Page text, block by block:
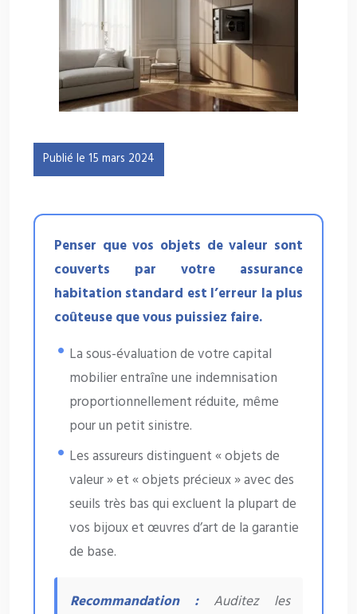
Publié le 15 mars 2024
Penser que vos objets de valeur sont
couverts par votre assurance
habitation standard est l’erreur la plus
coûteuse que vous puissiez faire.
La sous-évaluation de votre capital
mobilier entraîne une indemnisation
proportionnellement réduite, même
pour un petit sinistre.
Les assureurs distinguent « objets de
valeur » et « objets précieux » avec des
seuils très bas qui excluent la plupart de
vos bijoux et œuvres d’art de la garantie
de base.
Recommandation :Auditez les